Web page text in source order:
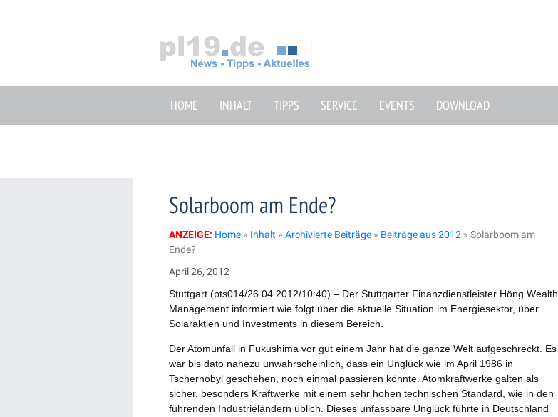
HOME INHALT TIPPS SERVICE EVENTS DOWNLOAD
Solarboom am Ende?
ANZEIGE: Home » Inhalt » Archivierte Beiträge » Beiträge aus 2012 » Solarboom am
Ende?
April 26, 2012
Stuttgart (pts014/26.04.2012/10:40) – Der Stuttgarter Finanzdienstleister Höng Wealth
Management informiert wie folgt über die aktuelle Situation im Energiesektor, über
Solaraktien und Investments in diesem Bereich.
Der Atomunfall in Fukushima vor gut einem Jahr hat die ganze Welt aufgeschreckt. Es
war bis dato nahezu unwahrscheinlich, dass ein Unglück wie im April 1986 in
Tschernobyl geschehen, noch einmal passieren könnte. Atomkraftwerke galten als
sicher, besonders Kraftwerke mit einem sehr hohen technischen Standard, wie in den
führenden Industrieländern üblich. Dieses unfassbare Unglück führte in Deutschland